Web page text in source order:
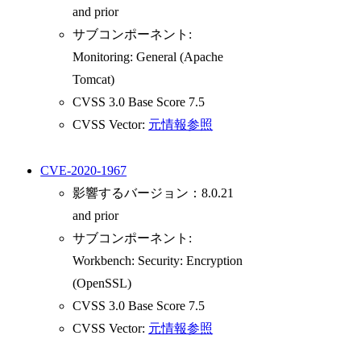
and prior
サブコンポーネント:
Monitoring: General (Apache
Tomcat)
CVSS 3.0 Base Score 7.5
CVSS Vector: 元情報参照
CVE-2020-1967
影響するバージョン：8.0.21
and prior
サブコンポーネント:
Workbench: Security: Encryption
(OpenSSL)
CVSS 3.0 Base Score 7.5
CVSS Vector: 元情報参照